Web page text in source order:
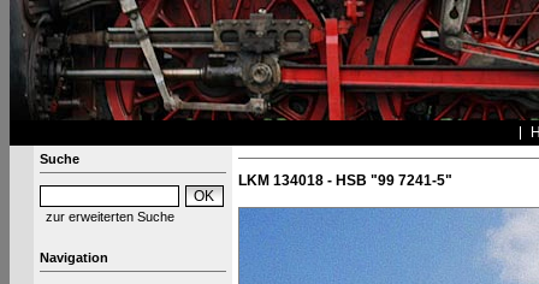
Suche
zur erweiterten Suche
Navigation
LKM 134018 - HSB "99 7241-5"